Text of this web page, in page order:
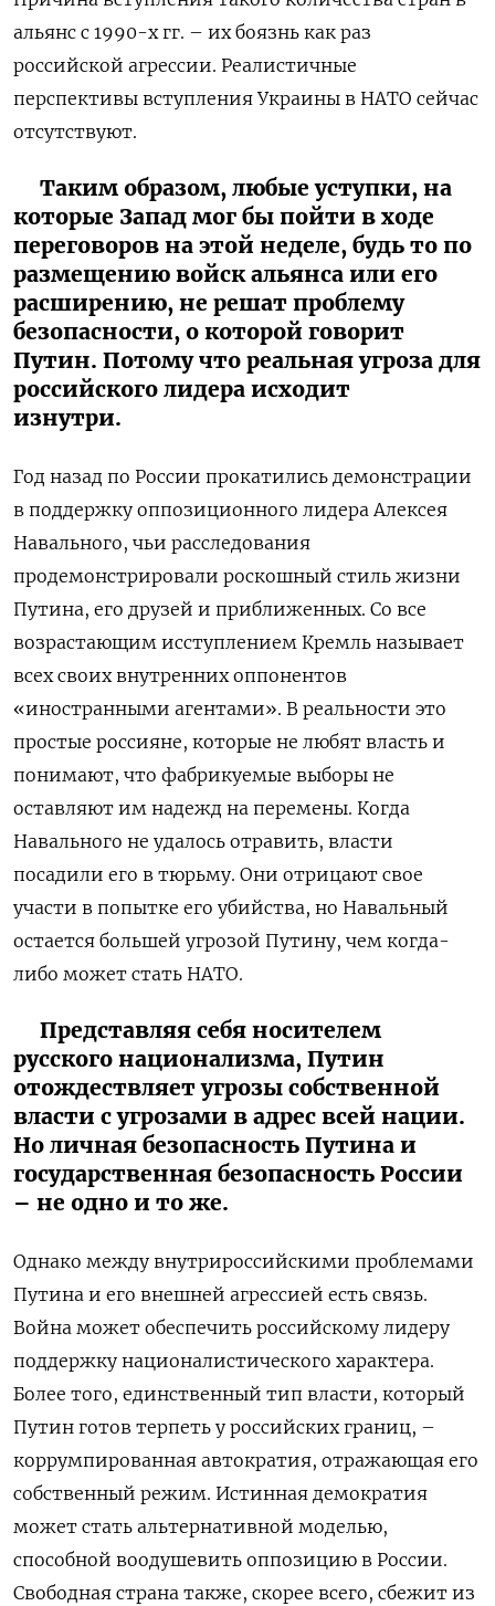
альянс с 1990-х гг. – их боязнь как раз
российской агрессии. Реалистичные
перспективы вступления Украины в НАТО сейчас
отсутствуют.
Таким образом, любые уступки, на
которые Запад мог бы пойти в ходе
переговоров на этой неделе, будь то по
размещению войск альянса или его
расширению, не решат проблему
безопасности, о которой говорит
Путин. Потому что реальная угроза для
российского лидера исходит
изнутри.
Год назад по России прокатились демонстрации
в поддержку оппозиционного лидера Алексея
Навального, чьи расследования
продемонстрировали роскошный стиль жизни
Путина, его друзей и приближенных. Со все
возрастающим исступлением Кремль называет
всех своих внутренних оппонентов
«иностранными агентами». В реальности это
простые россияне, которые не любят власть и
понимают, что фабрикуемые выборы не
оставляют им надежд на перемены. Когда
Навального не удалось отравить, власти
посадили его в тюрьму. Они отрицают свое
участи в попытке его убийства, но Навальный
остается большей угрозой Путину, чем когда-
либо может стать НАТО.
Представляя себя носителем
русского национализма, Путин
отождествляет угрозы собственной
власти с угрозами в адрес всей нации.
Но личная безопасность Путина и
государственная безопасность России
– не одно и то же.
Однако между внутрироссийскими проблемами
Путина и его внешней агрессией есть связь.
Война может обеспечить российскому лидеру
поддержку националистического характера.
Более того, единственный тип власти, который
Путин готов терпеть у российских границ, –
коррумпированная автократия, отражающая его
собственный режим. Истинная демократия
может стать альтернативной моделью,
способной воодушевить оппозицию в России.
Свободная страна также, скорее всего, сбежит из